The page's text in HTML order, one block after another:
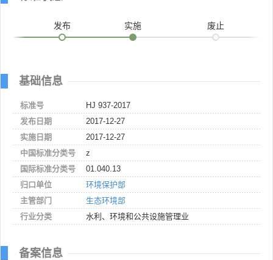
发布 实施 废止
基础信息
标准号
HJ 937-2017
发布日期
2017-12-27
实施日期
2017-12-27
中国标准分类号
z
国际标准分类号
01.040.13
归口单位
环境保护部
主管部门
生态环境部
行业分类
水利、环境和公共设施管理业
备案信息